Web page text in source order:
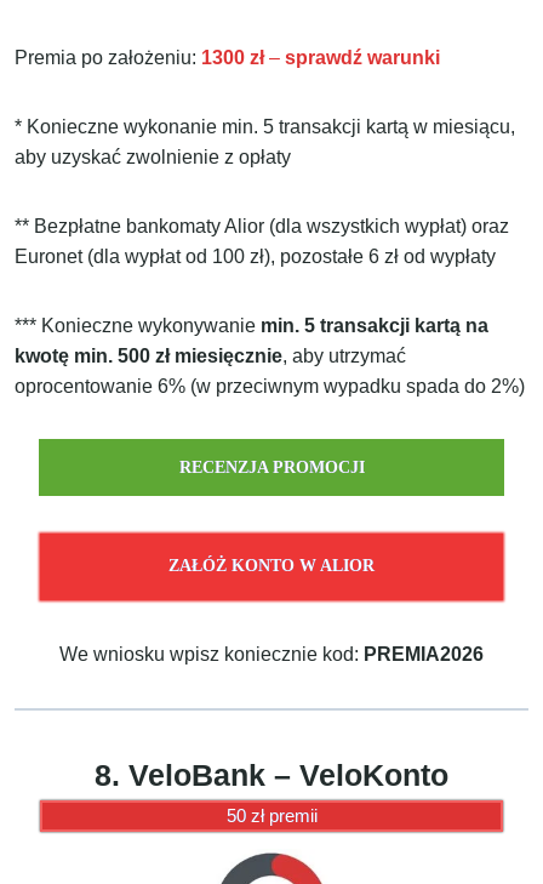
Premia po założeniu: 1300 zł– sprawdź warunki
* Konieczne wykonanie min. 5 transakcji kartą w miesiącu,
aby uzyskać zwolnienie z opłaty
** Bezpłatne bankomaty Alior (dla wszystkich wypłat) oraz
Euronet (dla wypłat od 100 zł), pozostałe 6 zł od wypłaty
*** Konieczne wykonywanie min. 5 transakcji kartą na
kwotę min. 500 zł miesięcznie, aby utrzymać
oprocentowanie 6% (w przeciwnym wypadku spada do 2%)
RECENZJA PROMOCJI
ZAŁÓŻ KONTO W ALIOR
We wniosku wpisz koniecznie kod: PREMIA2026
8. VeloBank – VeloKonto
50 zł premii